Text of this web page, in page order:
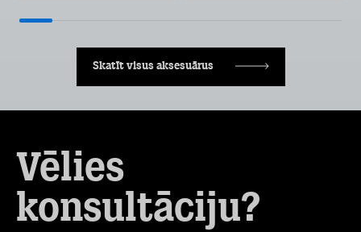
Skatīt visus aksesuārus
Vēlies
konsultāciju?